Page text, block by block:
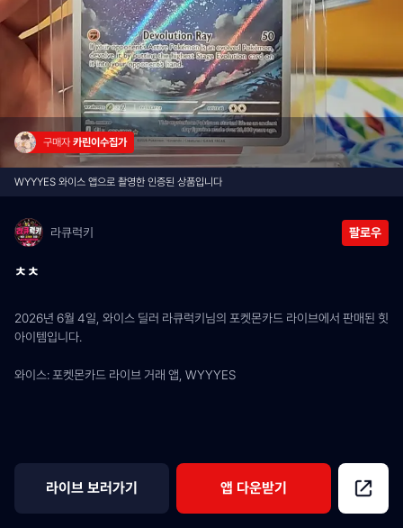
구매자 카린이수집가
WYYYES 와이스 앱으로 촬영한 인증된 상품입니다
라큐럭키 팔로우
ㅊㅊ
2026년 6월 4일, 와이스 딜러 라큐럭키님의 포켓몬카드 라이브에서 판매된 힛
아이템입니다.
와이스: 포켓몬카드 라이브 거래 앱, WYYYES
라이브 보러가기 앱 다운받기